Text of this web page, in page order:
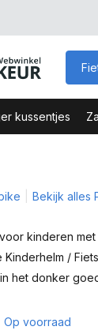
euro
kussentjes
Bekijk alles
kinderen
Kinderhelm /
het donker
Op voorraad